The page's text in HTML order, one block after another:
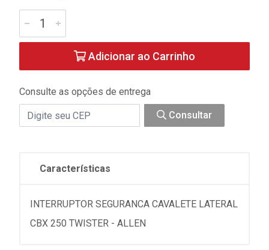
Adicionar ao Carrinho
Consulte as opções de entrega
Consultar
Características
INTERRUPTOR SEGURANCA CAVALETE LATERAL
CBX 250 TWISTER - ALLEN